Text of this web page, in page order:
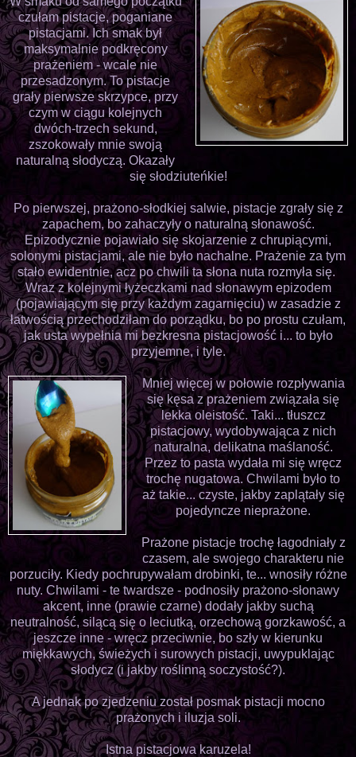
czułam pistacje, poganiane
pistacjami. Ich smak był
maksymalnie podkręcony
prażeniem - wcale nie
przesadzonym. To pistacje
grały pierwsze skrzypce, przy
czym w ciągu kolejnych
dwóch-trzech sekund,
zszokowały mnie swoją
naturalną słodyczą. Okazały
się słodziuteńkie!
Po pierwszej, prażono-słodkiej salwie, pistacje zgrały się z
zapachem, bo zahaczyły o naturalną słonawość.
Epizodycznie pojawiało się skojarzenie z chrupiącymi,
solonymi pistacjami, ale nie było nachalne. Prażenie za tym
stało ewidentnie, acz po chwili ta słona nuta rozmyła się.
Wraz z kolejnymi łyżeczkami nad słonawym epizodem
(pojawiającym się przy każdym zagarnięciu) w zasadzie z
łatwością przechodziłam do porządku, bo po prostu czułam,
jak usta wypełnia mi bezkresna pistacjowość i... to było
przyjemne, i tyle.
Mniej więcej w połowie rozpływania
się kęsa z prażeniem związała się
lekka oleistość. Taki... tłuszcz
pistacjowy, wydobywająca z nich
naturalna, delikatna maślaność.
Przez to pasta wydała mi się wręcz
trochę nugatowa. Chwilami było to
aż takie... czyste, jakby zaplątały się
pojedyncze nieprażone.
Prażone pistacje trochę łagodniały z
czasem, ale swojego charakteru nie
porzuciły. Kiedy pochrupywałam drobinki, te... wnosiły różne
nuty. Chwilami - te twardsze - podnosiły prażono-słonawy
akcent, inne (prawie czarne) dodały jakby suchą
neutralność, silącą się o leciutką, orzechową gorzkawość, a
jeszcze inne - wręcz przeciwnie, bo szły w kierunku
miękkawych, świeżych i surowych pistacji, uwypuklając
słodycz (i jakby roślinną soczystość?).
A jednak po zjedzeniu został posmak pistacji mocno
prażonych i iluzja soli.
Istna pistacjowa karuzela!